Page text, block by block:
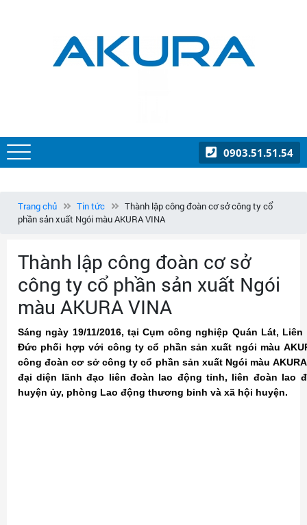
0903.51.51.54
Trang chủ Tin tức
Thành lập công đoàn cơ sở công ty cổ
phần sản xuất Ngói màu AKURA VINA
Thành lập công đoàn cơ sở
công ty cổ phần sản xuất Ngói
màu AKURA VINA
Sáng ngày 19/11/2016, tại Cụm công nghiệp Quán Lát,
Đức phối hợp với công ty cổ phần sản xuất ngói màu
công đoàn cơ sở công ty cổ phần sản xuất Ngói màu
đại diện lãnh đạo liên đoàn lao động tỉnh, liên đoàn lao
huyện ủy, phòng Lao động thương binh và xã hội huyện.